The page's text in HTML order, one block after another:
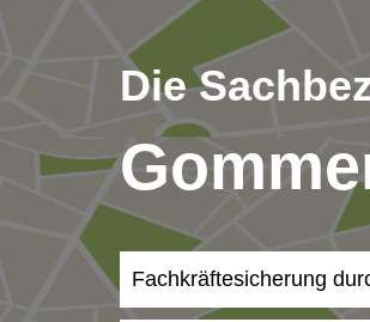
Die
Fachkräftesicherung